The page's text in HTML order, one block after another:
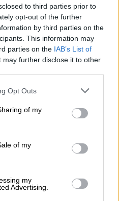
to third parties prior to
opt-out of the further
by third parties on the
This information may
parties on the IAB’s List of
may further disclose it to other
uses one or more Google
behaviour. You may click to
and its third-party tags to
purposes in below Google
Opt Outs
of my
of my
my
Advertising.
άνοιξαν το σκορ
ισοφάρισε
όμως οι
υπόπτους
τριών
(61' και 64'),
3-1 και πάνε στο
τρελό!
προηγήθηκε με 0-2
του Άλβαρες και
Κλαμπ Μπριζ
Ονιεντίκα στο 52' και
όμως οι
το γκολ που έψαχναν